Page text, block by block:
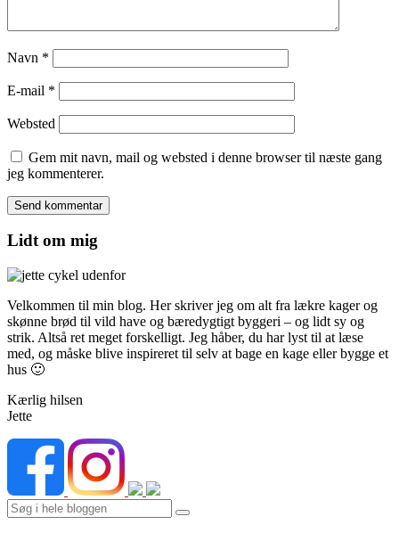
Navn *
E-mail *
Websted
Gem mit navn, mail og websted i denne browser til næste gang
jeg kommenterer.
Lidt om mig
Velkommen til min blog. Her skriver jeg om alt fra lækre kager og
skønne brød til vild have og bæredygtigt byggeri – og lidt sy og
strik. Altså ret meget forskelligt. Jeg håber, du har lyst til at læse
med, og måske blive inspireret til selv at bage en kage eller bygge et
hus 🙂
Kærlig hilsen
Jette
Search